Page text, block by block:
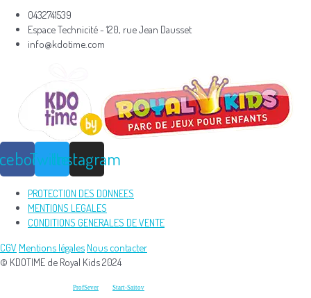
0432741539
Espace Technicité - 120, rue Jean Dausset
info@kdotime.com
TwitterInstagram
PROTECTION DES DONNEES
MENTIONS LEGALES
CONDITIONS GENERALES DE VENTE
CGV Mentions légales Nous contacter
© KDOTIME de Royal Kids 2024
ProfSever Start-Saitov